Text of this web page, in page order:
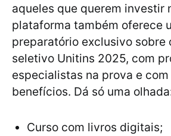
aqueles que querem investir
plataforma também oferece
preparatório exclusivo sobre
seletivo Unitins 2025, com
especialistas na prova e
benefícios. Dá só uma
Curso com livros digitais;